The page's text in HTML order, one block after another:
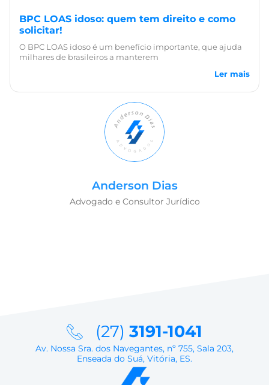
BPC LOAS idoso: quem tem direito e como
solicitar!
O BPC LOAS idoso é um benefício importante, que ajuda
milhares de brasileiros a manterem
Ler mais
Anderson Dias
Advogado e Consultor Jurídico
(27) 3191-1041
Av. Nossa Sra. dos Navegantes, nº 755, Sala 203,
Enseada do Suá, Vitória, ES.